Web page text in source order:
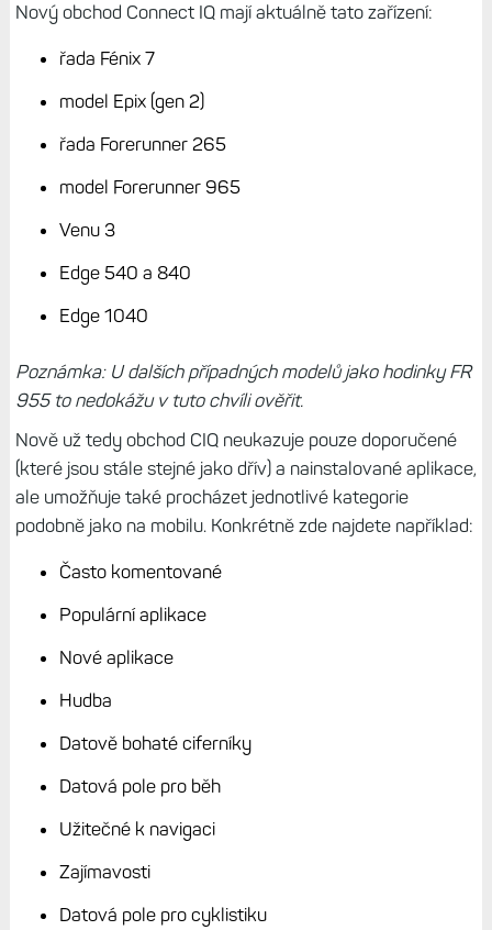
Nový obchod Connect IQ mají aktuálně tato zařízení:
řada Fénix 7
model Epix (gen 2)
řada Forerunner 265
model Forerunner 965
Venu 3
Edge 540 a 840
Edge 1040
Poznámka: U dalších případných modelů jako hodinky FR
955 to nedokážu v tuto chvíli ověřit.
Nově už tedy obchod CIQ neukazuje pouze doporučené
(které jsou stále stejné jako dřív) a nainstalované aplikace,
ale umožňuje také procházet jednotlivé kategorie
podobně jako na mobilu. Konkrétně zde najdete například:
Často komentované
Populární aplikace
Nové aplikace
Hudba
Datově bohaté ciferníky
Datová pole pro běh
Užitečné k navigaci
Zajímavosti
Datová pole pro cyklistiku